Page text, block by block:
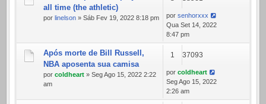
all time (the athletic)
por linelson » Sáb Fev 19, 2022 8:18 pm por senhorxxx
Qua Set 14, 2022
8:47 pm
Após morte de Bill Russell,
NBA aposenta sua camisa
por coldheart » Seg Ago 15, 2022 2:22
am
1 37093
por coldheart
Seg Ago 15, 2022
2:26 am